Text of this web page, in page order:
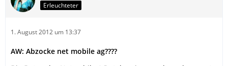
Erleuchteter
1. August 2012 um 13:37
AW: Abzocke net mobile ag????